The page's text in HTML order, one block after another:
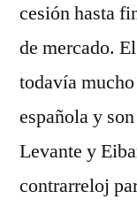
cesión hasta
de mercado.
todavía
española y
Levante y
contrarreloj